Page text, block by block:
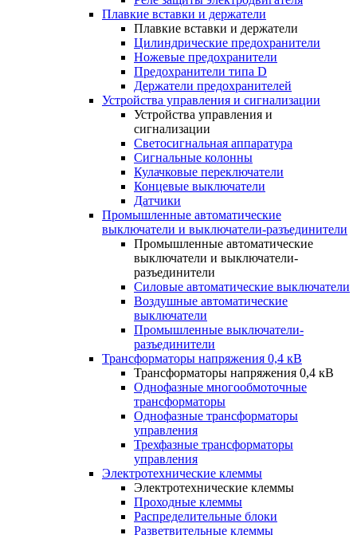
Плавкие вставки и держатели
Плавкие вставки и держатели
Цилиндрические предохранители
Ножевые предохранители
Предохранители типа D
Держатели предохранителей
Устройства управления и сигнализации
Устройства управления и
сигнализации
Светосигнальная аппаратура
Сигнальные колонны
Кулачковые переключатели
Концевые выключатели
Датчики
Промышленные автоматические
выключатели и выключатели-разъединители
Промышленные автоматические
выключатели и выключатели-
разъединители
Силовые автоматические выключатели
Воздушные автоматические
выключатели
Промышленные выключатели-
разъединители
Трансформаторы напряжения 0,4 кВ
Трансформаторы напряжения 0,4 кВ
Однофазные многообмоточные
трансформаторы
Однофазные трансформаторы
управления
Трехфазные трансформаторы
управления
Электротехнические клеммы
Электротехнические клеммы
Проходные клеммы
Распределительные блоки
Разветвительные клеммы